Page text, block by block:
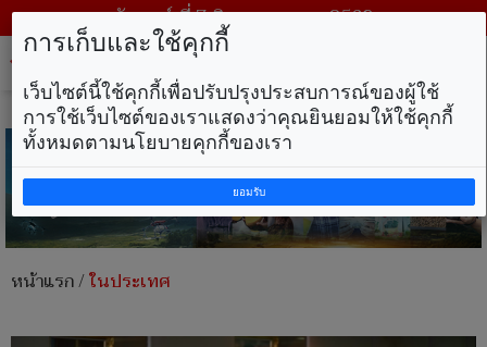
วันศุกร์ ที่ 7 สิงหาคม พ.ศ. 2569
หน้าแรก/ในประเทศ
การเก็บและใช้คุกกี้
เว็บไซต์นี้ใช้คุกกี้เพื่อปรับปรุงประสบการณ์ของผู้ใช้
การใช้เว็บไซต์ของเราแสดงว่าคุณยินยอมให้ใช้คุกกี้
ทั้งหมดตามนโยบายคุกกี้ของเรา
ยอมรับ